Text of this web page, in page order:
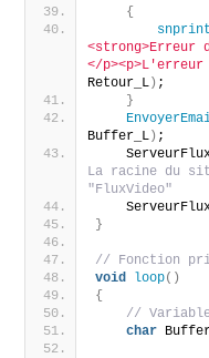
{
</
Retour_L ) ;
}
Buffer_L ) ;
La racine du
"FluxVideo"
}
// Fonction
void
loop()
{
//
char